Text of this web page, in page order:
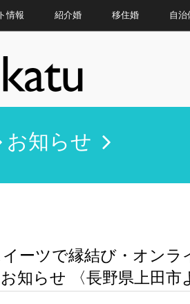
情報 紹介婚 移住婚 自治
お知らせ
イーツで縁結び・オンラ
知らせ 〈長野県上田市